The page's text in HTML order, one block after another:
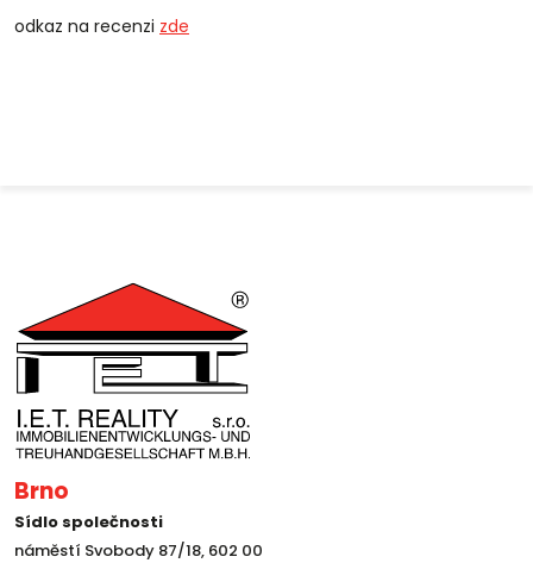
odkaz na recenzi zde
Brno
Sídlo společnosti
náměstí Svobody 87/18, 602 00